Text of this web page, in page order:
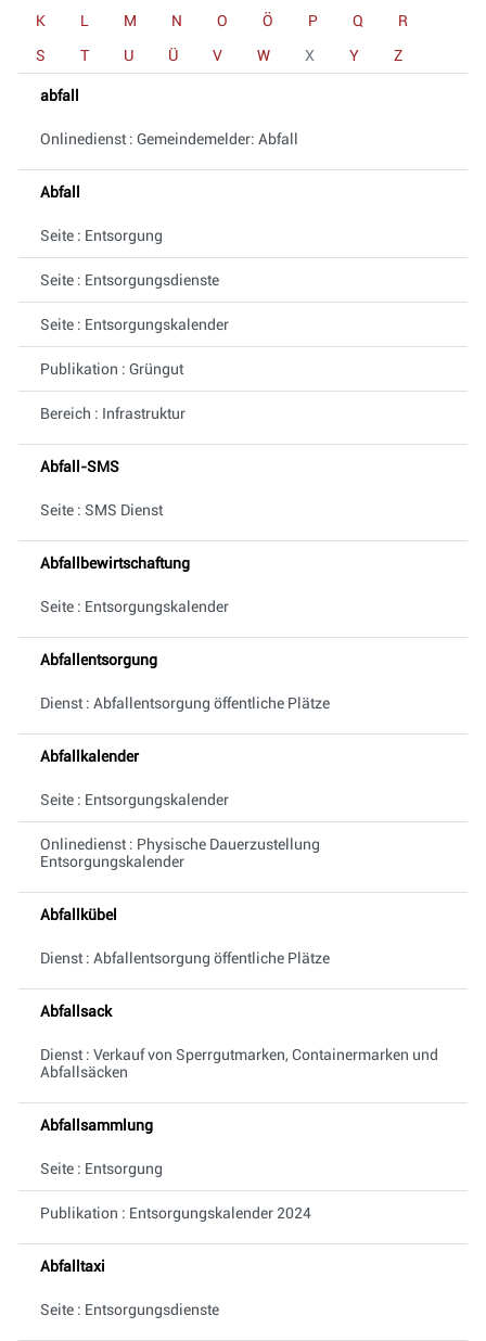
K
L M N O Ö P Q
R
S
T U Ü V W X Y Z
abfall
Onlinedienst : Gemeindemelder: Abfall
Abfall
Seite : Entsorgung
Seite : Entsorgungsdienste
Seite : Entsorgungskalender
Publikation : Grüngut
Bereich : Infrastruktur
Abfall-SMS
Seite : SMS Dienst
Abfallbewirtschaftung
Seite : Entsorgungskalender
Abfallentsorgung
Dienst : Abfallentsorgung öffentliche Plätze
Abfallkalender
Seite : Entsorgungskalender
Onlinedienst : Physische Dauerzustellung
Entsorgungskalender
Abfallkübel
Dienst : Abfallentsorgung öffentliche Plätze
Abfallsack
Dienst : Verkauf von Sperrgutmarken, Containermarken und
Abfallsäcken
Abfallsammlung
Seite : Entsorgung
Publikation : Entsorgungskalender 2024
Abfalltaxi
Seite : Entsorgungsdienste